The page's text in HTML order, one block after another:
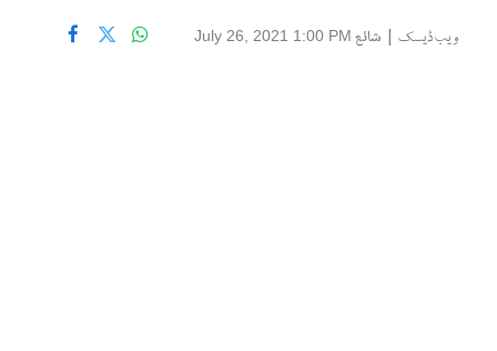
ویب ڈیسک | شائع July 26, 2021 1:00 PM